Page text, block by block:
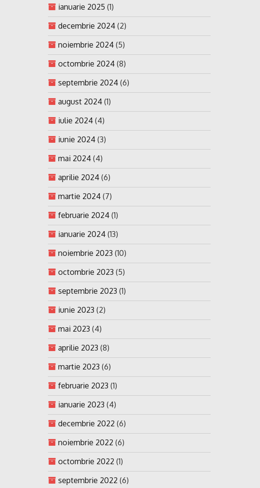
ianuarie 2025 (1)
decembrie 2024 (2)
noiembrie 2024 (5)
octombrie 2024 (8)
septembrie 2024 (6)
august 2024 (1)
iulie 2024 (4)
iunie 2024 (3)
mai 2024 (4)
aprilie 2024 (6)
martie 2024 (7)
februarie 2024 (1)
ianuarie 2024 (13)
noiembrie 2023 (10)
octombrie 2023 (5)
septembrie 2023 (1)
iunie 2023 (2)
mai 2023 (4)
aprilie 2023 (8)
martie 2023 (6)
februarie 2023 (1)
ianuarie 2023 (4)
decembrie 2022 (6)
noiembrie 2022 (6)
octombrie 2022 (1)
septembrie 2022 (6)